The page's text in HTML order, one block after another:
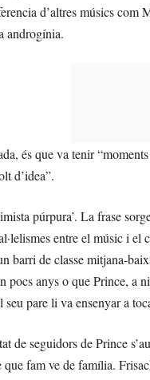
d’altres músics
androgínia.
és que va tenir
d’idea”.
púrpura’. La frase
entre el músic i
barri de classe mitjana-
pocs anys o que Prince, a
pare li va ensenyar a
de seguidors de Prince
que fam ve de família.